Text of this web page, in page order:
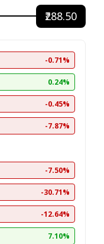
₹288.50
-0.71%
0.24%
-0.45%
-7.87%
-7.50%
-30.71%
-12.64%
7.10%